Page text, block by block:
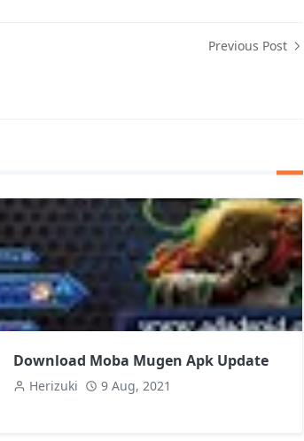
Previous Post
Download Moba Mugen Apk Update
Herizuki 9 Aug, 2021